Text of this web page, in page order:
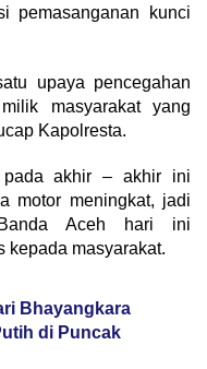
pemasanganan kunci
upaya pencegahan
masyarakat yang
Kapolresta.
pada akhir – akhir ini
motor meningkat, jadi
Aceh hari ini
kepada masyarakat.
Bhayangkara
di Puncak